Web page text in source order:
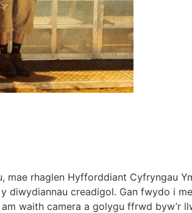
rhaglen Hyfforddiant Cyfryngau
creadigol. Gan fwydo i
waith camera a golygu ffrwd byw’r